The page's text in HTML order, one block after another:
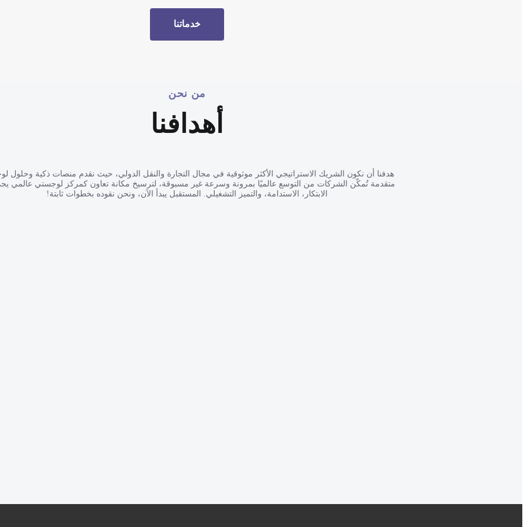
خدماتنا
من نحن
أهدافنا
هدفنا أن نكون الشريك الاستراتيجي الأكثر موثوقية في مجال التجارة والنقل الدولي، حيث نقدم منصات ذكية وحلول
متقدمة تُمكّن الشركات من التوسع عالميًا بمرونة وسرعة غير مسبوقة، لترسيخ مكانة تعاون كمركز لوجستي عالمي
الابتكار، الاستدامة، والتميز التشغيلي. المستقبل يبدأ الآن، ونحن نقوده بخطوات ثابتة!